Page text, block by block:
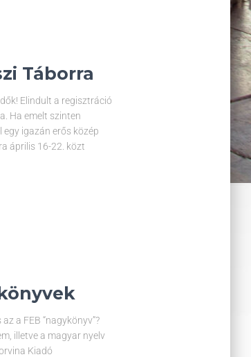
Táborra
Elindult a regisztráció
Ha emelt szinten
igazán erős közép
április 16-22. közt
a FEB “nagykönyv”?
illetve a magyar nyelv
Kiadó